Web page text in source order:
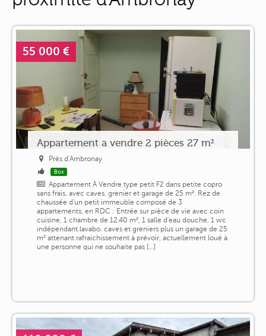
55 000 €
Appartement a vendre 2 pièces 27 m²
Près d'Ambronay
Box
Appartement À Vendre type petit F2 dans petite copro
sans frais, avec caves, grenier et garage de 25 m². Rez de
chaussée d'un petit immeuble composé de 3
appartements, en RDC : Entrée sur pièce de vie avec coin
cuisine, 1 chambre de 12.40 m², 1 salle d'eau douche, 1 wc
indépendant.lavabo. caves et greniers plus un garage de 25
m² attenant rafraichissement à prévoir, actuellement loué à
une personne qui ne souhaite pas [...]